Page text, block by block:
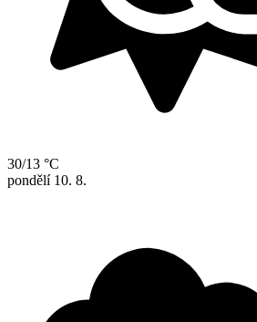
30/13 °C
pondělí 10. 8.